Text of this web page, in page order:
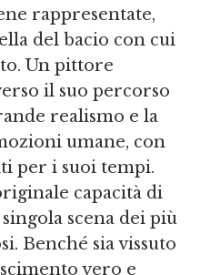
rappresentate,
del bacio con cui
Un pittore
il suo percorso
realismo e la
umane, con
per i suoi tempi.
capacità di
scena dei più
Benché sia vissuto
vero e